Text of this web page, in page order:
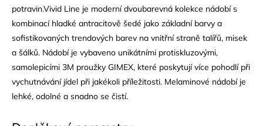
potravin.Vivid Line je moderní dvoubarevná kolekce nádobí s
kombinací hladké antracitově šedé jako základní barvy a
sofistikovaných trendových barev na vnitřní straně talířů, misek
a šálků. Nádobí je vybaveno unikátními protiskluzovými,
samolepicími 3M proužky GIMEX, které poskytují více pohodlí při
vychutnávání jídel při jakékoli příležitosti. Melaminové nádobí je
lehké, odolné a snadno se čistí.